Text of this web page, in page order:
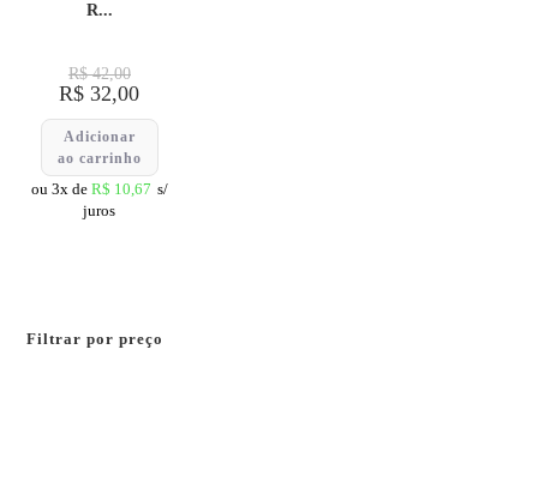
R...
R$42,00
R$ 32,00
Adicionar
ao carrinho
ou 3x de R$ 10,67 s/
juros
Filtrar por preço